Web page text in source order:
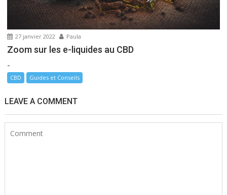
27 janvier 2022 Paula
Zoom sur les e-liquides au CBD
-
CBD Guides et Conseils
LEAVE A COMMENT